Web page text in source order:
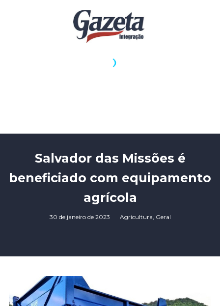
Salvador das Missões é
beneficiado com equipamento
agrícola
30 de janeiro de 2023 Agricultura, Geral